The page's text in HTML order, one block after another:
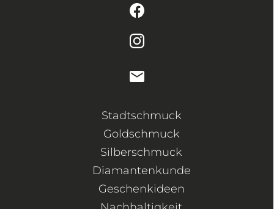
Stadtschmuck
Goldschmuck
Silberschmuck
Diamantenkunde
Geschenkideen